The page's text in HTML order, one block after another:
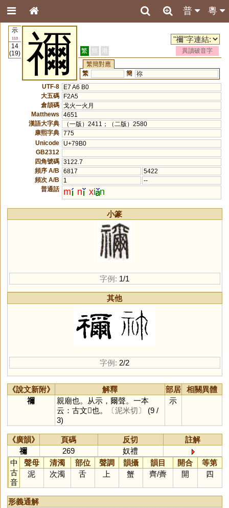
粵
普
示
113
14
(19)
禰 繁 簡 港
異讀破音字
繁簡對應
繁
簡 祢
UTF-8
E7 A6 B0
大五碼
F2A5
倉頡碼 戈火一火月
Matthews
4651
漢語大字典
（一版）2411；（二版）2580
康熙字典 775
Unicode
U+79B0
GB2312
四角號碼 3122.7
頻序 A/B
6817
5422
頻次 A/B
1
--
普通話
m n xi n
小篆
字例: 1/1
其他
字例: 2/2
《說文新附》 解釋 部居
相關異體
禰
親廟也。从示，爾聲。一本
云：古文𥜬也。
〔泥米切〕
(9 /
3)
示
《廣韻》 頁碼 反切
註解
禰
269
奴禮
中
古
音
聲母 清濁 部位 聲調 韻攝 韻目 開合
等第
泥
次濁 舌 上 蟹 齊/薺 開 四
形義通解